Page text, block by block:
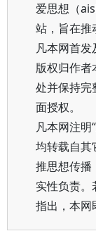
爱思想（
站，旨在推
凡本网首发
版权归作者
处并保持完
面授权。
凡本网注明
均转载自其
推思想传播
实性负责。
指出，本网